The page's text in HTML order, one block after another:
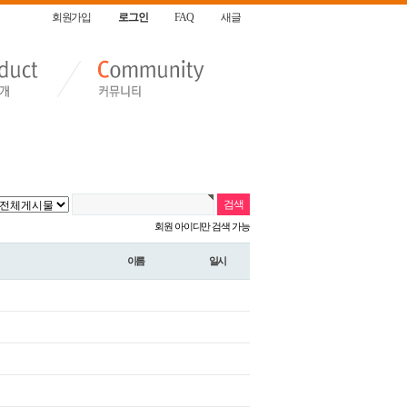
회원가입 로그인 FAQ 새글
회원 아이디만 검색 가능
이름 일시